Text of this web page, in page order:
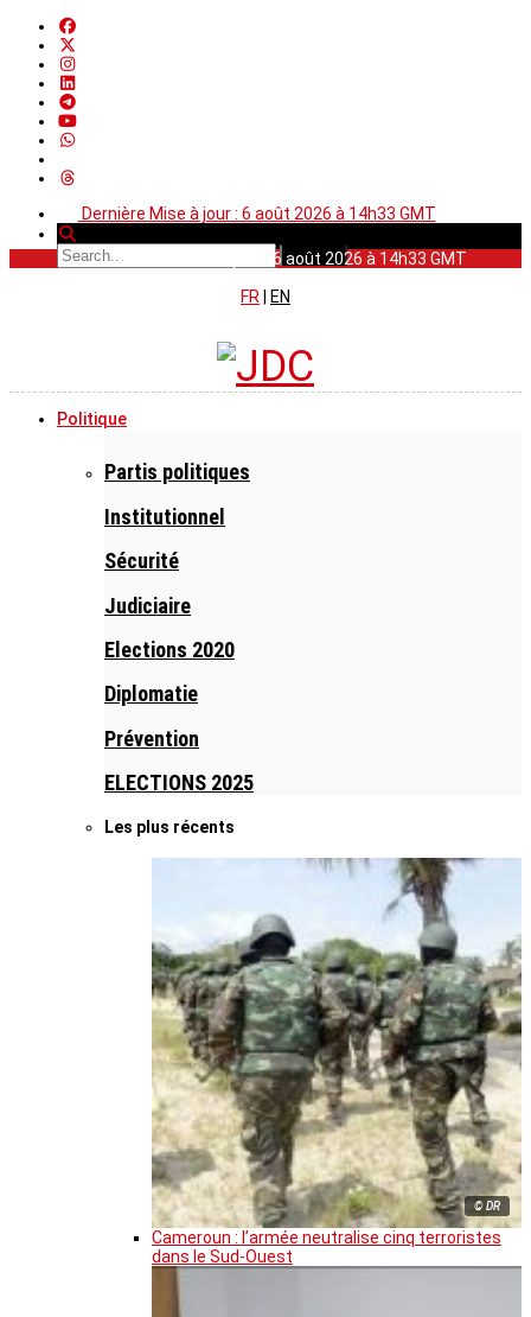
Dernière Mise à jour : 6 août 2026 à 14h33 GMT
Dernière Mise à jour : 6 août 2026 à 14h33 GMT
FR
EN
Politique
Partis politiques
Institutionnel
Sécurité
Judiciaire
Elections 2020
Diplomatie
Prévention
ELECTIONS 2025
Les plus récents
© DR
Cameroun : l’armée neutralise cinq terroristes
dans le Sud-Ouest